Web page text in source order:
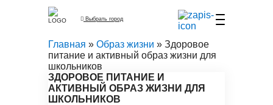
Выбрать город
Главная » Образ жизни » Здоровое
питание и активный образ жизни для
школьников
ЗДОРОВОЕ ПИТАНИЕ И
АКТИВНЫЙ ОБРАЗ ЖИЗНИ ДЛЯ
ШКОЛЬНИКОВ